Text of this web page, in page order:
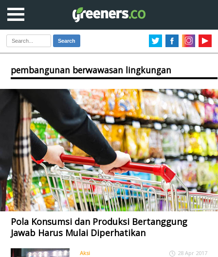
Search
pembangunan berwawasan lingkungan
Pola Konsumsi dan Produksi Bertanggung
Jawab Harus Mulai Diperhatikan
Aksi 28 Apr 2017